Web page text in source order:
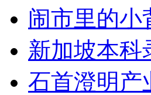
闹市里的小
新加坡本科
石首澄明产